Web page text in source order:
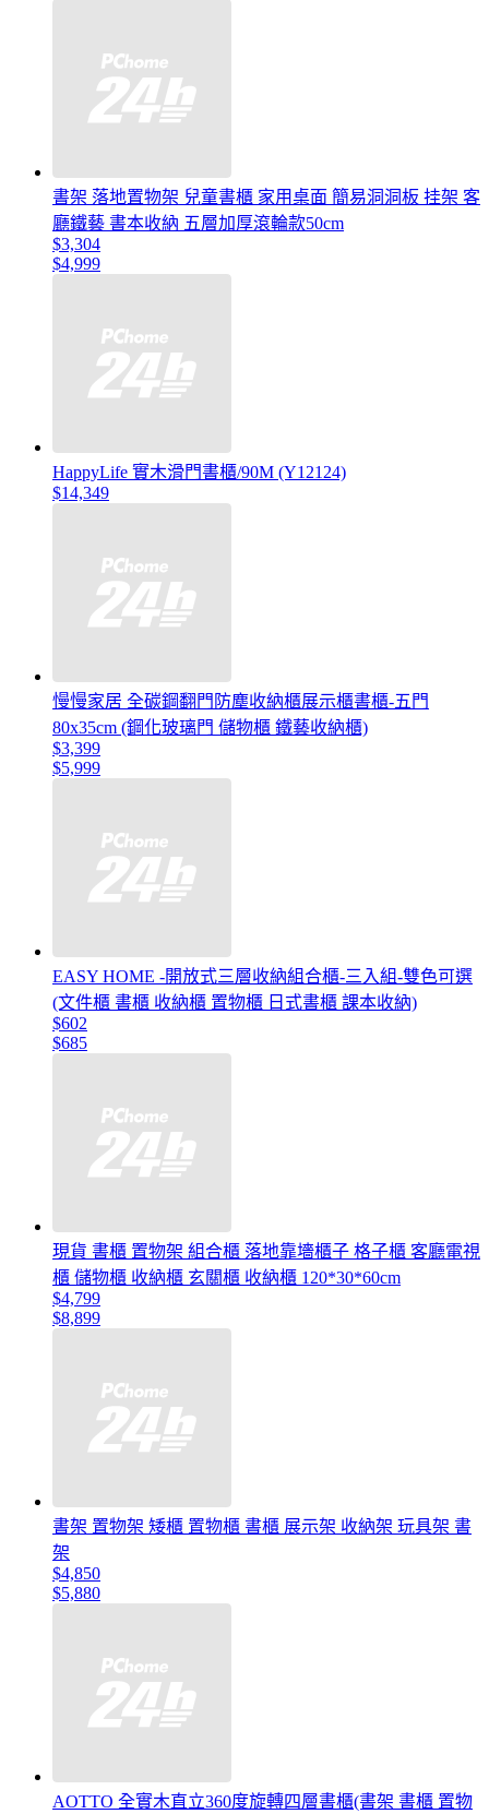
書架 落地置物架 兒童書櫃 家用桌面 簡易洞洞板 挂架 客
廳鐵藝 書本收納 五層加厚滾輪款50cm
$3,304
$4,999
HappyLife 實木滑門書櫃/90M (Y12124)
$14,349
慢慢家居 全碳鋼翻門防塵收納櫃展示櫃書櫃-五門
80x35cm (鋼化玻璃門 儲物櫃 鐵藝收納櫃)
$3,399
$5,999
EASY HOME -開放式三層收納組合櫃-三入組-雙色可選
(文件櫃 書櫃 收納櫃 置物櫃 日式書櫃 課本收納)
$602
$685
現貨 書櫃 置物架 組合櫃 落地靠墻櫃子 格子櫃 客廳電視
櫃 儲物櫃 收納櫃 玄關櫃 收納櫃 120*30*60cm
$4,799
$8,899
書架 置物架 矮櫃 置物櫃 書櫃 展示架 收納架 玩具架 書
架
$4,850
$5,880
AOTTO 全實木直立360度旋轉四層書櫃(書架 書櫃 置物